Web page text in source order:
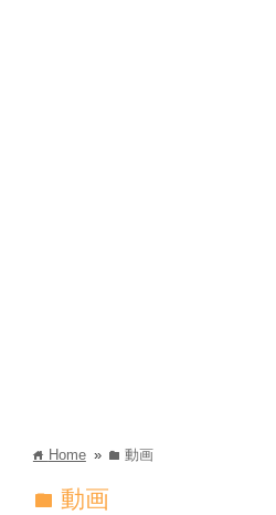
home Home » folder 動画
folder 動画